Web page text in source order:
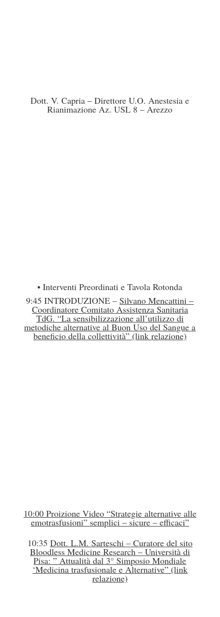
Dott. V. Capria – Direttore U.O. Anestesia e
Rianimazione Az. USL 8 – Arezzo
• Interventi Preordinati e Tavola Rotonda
9:45 INTRODUZIONE –Silvano Mencattini –
Coordinatore Comitato Assistenza Sanitaria
TdG. “La sensibilizzazione all’utilizzo di
metodiche alternative al Buon Uso del Sangue a
beneficio della collettività” (link relazione)
10:00 Proizione Video “Strategie alternative alle
emotrasfusioni” semplici – sicure – efficaci”
10:35 Dott. L.M. Sarteschi – Curatore del sito
Bloodless Medicine Research – Università di
Pisa: ” Attualità dal 3° Simposio Mondiale
‘Medicina trasfusionale e Alternative” (link
relazione)